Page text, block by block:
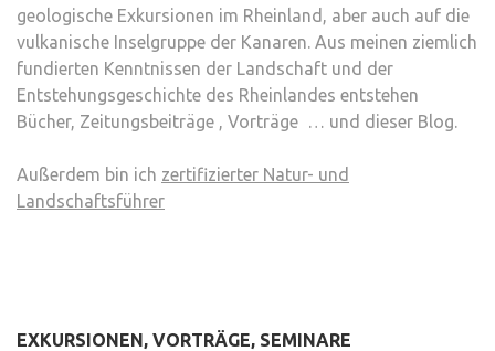
geologische Exkursionen im Rheinland, aber auch auf die
vulkanische Inselgruppe der Kanaren. Aus meinen ziemlich
fundierten Kenntnissen der Landschaft und der
Entstehungsgeschichte des Rheinlandes entstehen
Bücher, Zeitungsbeiträge , Vorträge … und dieser Blog.
Außerdem bin ich zertifizierter Natur- und
Landschaftsführer
EXKURSIONEN, VORTRÄGE, SEMINARE